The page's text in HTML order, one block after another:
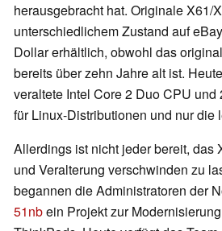
herausgebracht hat. Originale X61/
unterschiedlichem Zustand auf
Dollar erhältlich, obwohl das
bereits über zehn Jahre alt ist.
veraltete Intel Core 2 Duo CPU und
für Linux-Distributionen und nur die
Allerdings ist nicht jeder bereit, das
und Veralterung verschwinden zu
begannen die Administratoren der
51nbein Projekt zur